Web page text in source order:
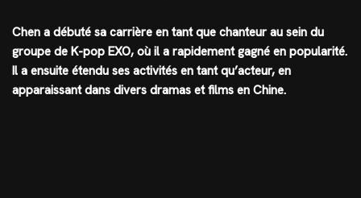
Chen a débuté sa carrière en tant que chanteur au sein du
groupe de K-pop EXO, où il a rapidement gagné en popularité.
Il a ensuite étendu ses activités en tant qu’acteur, en
apparaissant dans divers dramas et films en Chine.